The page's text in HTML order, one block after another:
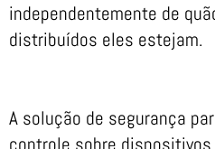
independentemente de
distribuídos eles estejam.
A solução de segurança
controle sobre